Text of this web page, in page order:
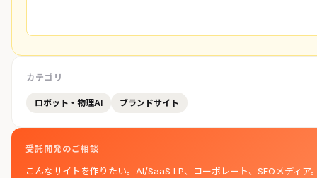
カテゴリ
ロボット・物理AI ブランドサイト
受託開発のご相談
こんなサイトを作りたい。AI/SaaS LP、コーポレート、SEOメディア